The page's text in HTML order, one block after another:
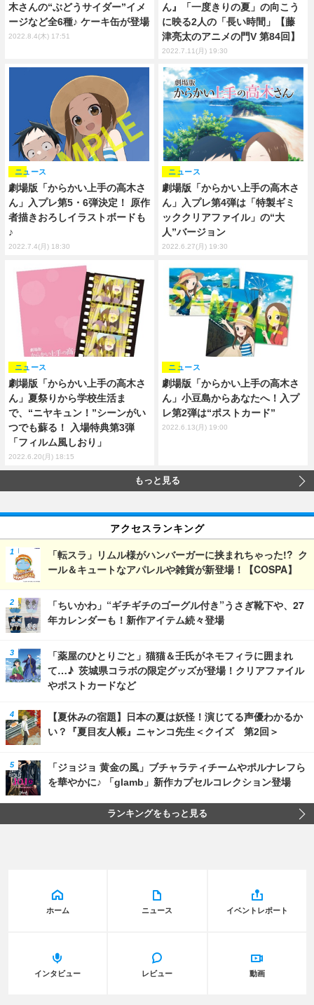
木さんの“ぶどうサイダー”イメ
ージなど全6種♪ ケーキ缶が登場
2022.8.4(木) 17:51
ん』「一度きりの夏」の向こう
に映る2人の「長い時間」【藤
津亮太のアニメの門V 第84回】
2022.7.11(月) 19:30
劇場版「からかい上手の高木さ
ん」入プレ第5・6弾決定！ 原作
者描きおろしイラストボードも
♪
ニュース
2022.7.4(月) 18:30
劇場版「からかい上手の高木さ
ん」入プレ第4弾は「特製ギミ
ッククリアファイル」の“大
人”バージョン
ニュース
2022.6.27(月) 19:30
劇場版「からかい上手の高木さ
ん」夏祭りから学校生活ま
で、“ニヤキュン！”シーンがい
つでも蘇る！ 入場特典第3弾
「フィルム風しおり」
ニュース
2022.6.20(月) 18:15
劇場版「からかい上手の高木さ
ん」小豆島からあなたへ！入プ
レ第2弾は“ポストカード”
ニュース
2022.6.13(月) 19:00
もっと見る
アクセスランキング
「転スラ」リムル様がハンバーガーに挟まれちゃった!? ク
ール＆キュートなアパレルや雑貨が新登場！【COSPA】
「ちいかわ」“ギチギチのゴーグル付き”うさぎ靴下や、27
年カレンダーも！新作アイテム続々登場
「薬屋のひとりごと」猫猫＆壬氏がネモフィラに囲まれ
て…♪ 茨城県コラボの限定グッズが登場！クリアファイル
やポストカードなど
【夏休みの宿題】日本の夏は妖怪！演じてる声優わかるか
い？『夏目友人帳』ニャンコ先生＜クイズ 第2回＞
「ジョジョ 黄金の風」ブチャラティチームやポルナレフら
を華やかに♪ 「glamb」新作カプセルコレクション登場
ランキングをもっと見る
ホーム ニュース イベントレポート
インタビュー レビュー 動画